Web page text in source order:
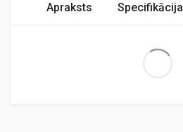
Apraksts Specifikācija